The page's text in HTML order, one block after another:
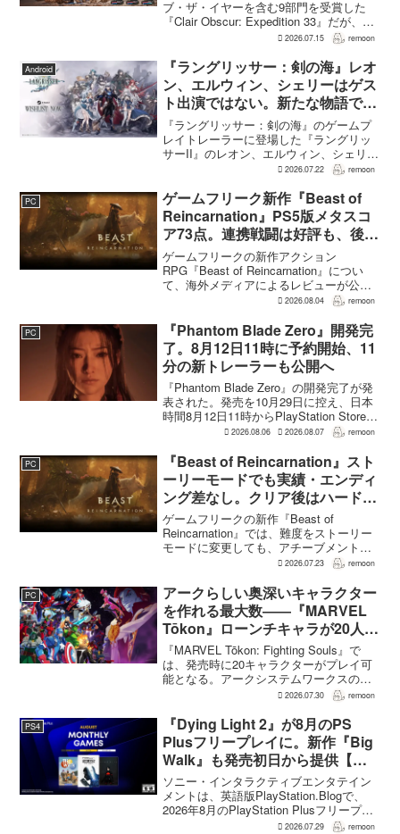
さを優先
ブ・ザ・イヤーを含む9部門を受賞した
『Clair Obscur: Expedition 33』だが、タ
ーン制バトルに回避やパリィを組み合わ
い」と何度も言...
2026.07.15 remoon
Android
『ラングリッサー：剣の海』レオ
ン、エルウィン、シェリーはゲス
ト出演ではない。新たな物語で重
要な役割を担う
『ラングリッサー：剣の海』のゲームプ
レイトレーラーに登場した『ラングリッ
サーII』のレオン、エルウィン、シェリー
は、単なるファンサービスやゲスト出演
を担う。ファミ通のメールインタビュー
で本作のプロデューサ...
2026.07.22 remoon
PC
ゲームフリーク新作『Beast of
Reincarnation』PS5版メタスコ
ア73点。連携戦闘は好評も、後半
の“ボス再戦続き”には不満
ゲームフリークの新作アクション
RPG『Beast of Reincarnation』につい
て、海外メディアによるレビューが公開
された。PS5版のメタスコアは73。採点
否両論で、不評に分類されたレビュ...
2026.08.04 remoon
PC
『Phantom Blade Zero』開発完
了。8月12日11時に予約開始、11
分の新トレーラーも公開へ
『Phantom Blade Zero』の開発完了が発
表された。発売を10月29日に控え、日本
時間8月12日11時からPlayStation Store、
Steam、Epic Games Storeで予約受付が
2026.08.06 2026.08.07 remoon
PC
『Beast of Reincarnation』スト
ーリーモードでも実績・エンディ
ング差なし。クリア後はハード超
えのNEW GAME+も
ゲームフリークの新作『Beast of
Reincarnation』では、難度をストーリー
モードに変更しても、アチーブメントや
収集要素、エンディングに違いはない。
難度のNEW GAME+も用意されてい
る。...
2026.07.23 remoon
PC
アークらしい奥深いキャラクター
を作れる最大数――『MARVEL
Tōkon』ローンチキャラが20人に
なった理由
『MARVEL Tōkon: Fighting Souls』で
は、発売時に20キャラクターがプレイ可
能となる。アークシステムワークスの山
中丈嗣プロデューサーは、この人数につ
果だと説明。そのうえで、同社らし...
2026.07.30 remoon
PS4
『Dying Light 2』が8月のPS
Plusフリープレイに。新作『Big
Walk』も発売初日から提供【海
外発表】
ソニー・インタラクティブエンタテイン
メントは、英語版PlayStation.Blogで、
2026年8月のPlayStation Plusフリープレ
イとして『Dying Light 2 Stay Human:
2026.07.29 remoon